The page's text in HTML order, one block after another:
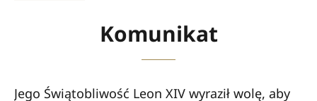
Komunikat
Jego Świątobliwość Leon XIV wyraził wolę, aby